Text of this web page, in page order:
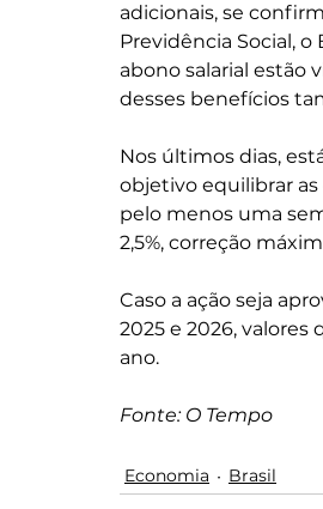
adicionais, se
Previdência Social,
abono salarial estão
desses benefícios
Nos últimos dias,
objetivo equilibrar as
pelo menos uma
2,5%, correção
Caso a ação seja
2025 e 2026,
ano.
Fonte: O Tempo
Economia Brasil